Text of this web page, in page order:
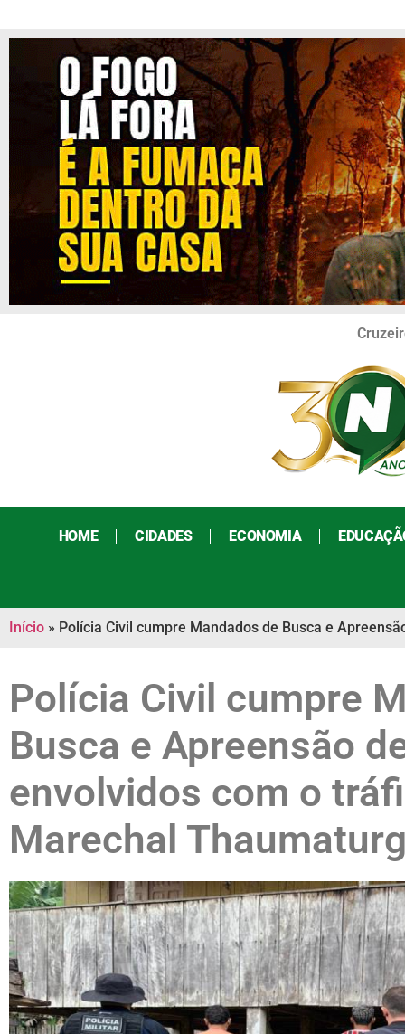
HOME CIDADES ECONOMIA
Início » Polícia Civil cumpre Mandados de Busca e
Polícia Civil cumpre
Busca e Apreensão
envolvidos com o
Marechal